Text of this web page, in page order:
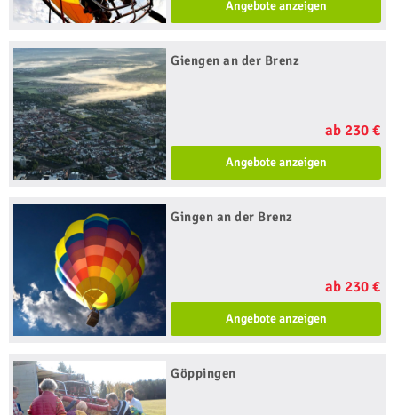
Angebote anzeigen
Giengen an der Brenz
ab 230 €
Angebote anzeigen
Gingen an der Brenz
ab 230 €
Angebote anzeigen
Göppingen